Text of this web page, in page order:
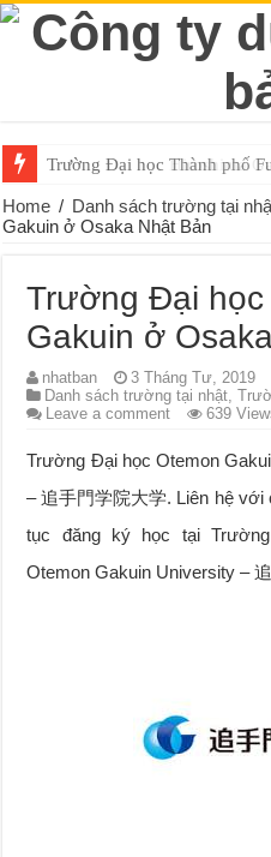
Trường Đại học Thành phố
Trường Đại học Hiroshima
Home / Danh sách trường tại
Gakuin ở Osaka Nhật Bản
Trường Đại học
Gakuin ở
nhatban
3 Tháng Tư, 2019
Danh sách trường tại nhật,
Leave a comment
639
Trường Đại học Otemon
– 追手門学院大学. Liên hệ với
tục đăng ký học tại
Otemon Gakuin University –